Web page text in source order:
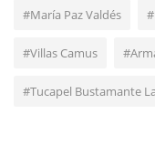
#María Paz Valdés
#Villas Camus
#Tucapel Bustamante